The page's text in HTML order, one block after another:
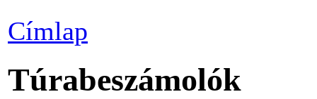
Címlap
Túrabeszámolók